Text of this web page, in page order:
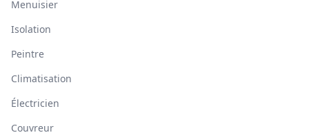
Menuisier
Isolation
Peintre
Climatisation
Électricien
Couvreur